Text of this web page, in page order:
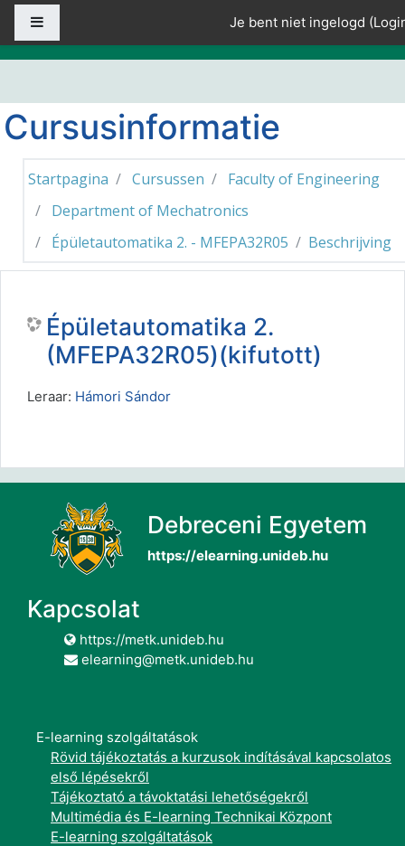
Ga naar hoofdinhoud
Je bent niet ingelogd (
Cursusinformatie
Startpagina Cursussen
Faculty of Engineering
Department of Mechatronics
Épületautomatika 2. - MFEPA32R05
Beschrijving
Épületautomatika 2.
(MFEPA32R05)(kifutott)
Leraar: Hámori Sándor
Debreceni Egyetem
https://elearning.unideb.hu
Kapcsolat
https://metk.unideb.hu
elearning@metk.unideb.hu
E-learning szolgáltatások
Rövid tájékoztatás a kurzusok indításával kapcsolatos
első lépésekről
Tájékoztató a távoktatási lehetőségekről
Multimédia és E-learning Technikai Központ
E-learning szolgáltatások